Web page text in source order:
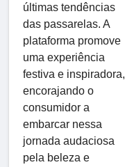
últimas tendências
das passarelas. A
plataforma promove
uma experiência
festiva e inspiradora,
encorajando o
consumidor a
embarcar nessa
jornada audaciosa
pela beleza e